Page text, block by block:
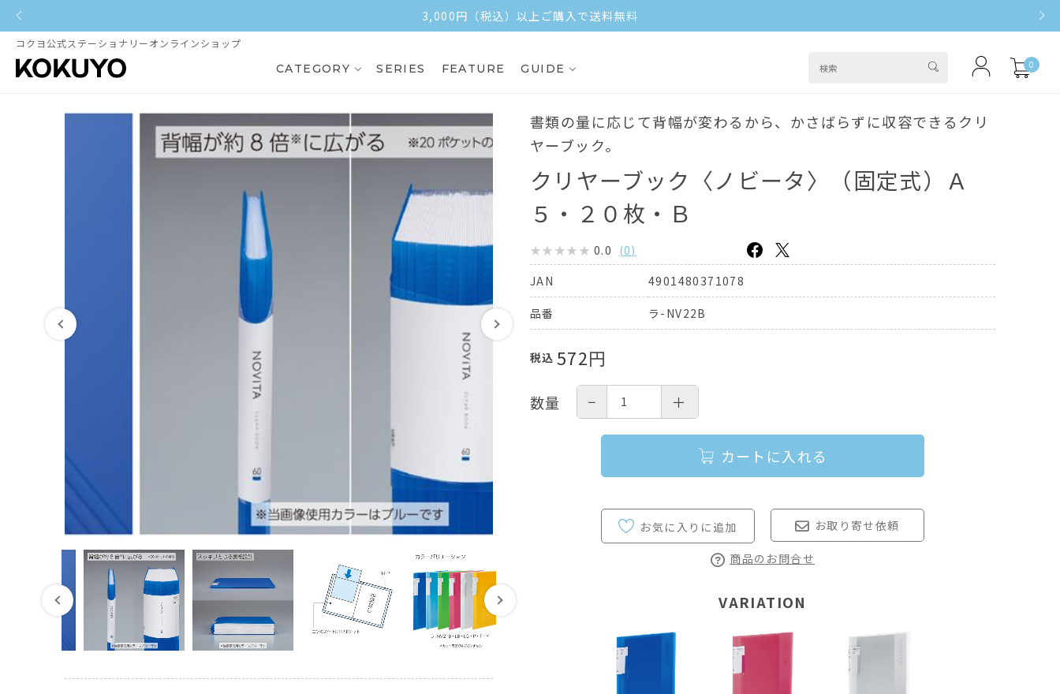
3,000円（税込）以上ご購入で送料無料
コクヨ公式ステーショナリーオンラインショップ
CATEGORY SERIES FEATURE GUIDE 0
書類の量に応じて背幅が変わるから、かさばらずに収容できるクリ
ヤーブック。
クリヤーブック〈ノビータ〉（固定式）Ａ
５・２０枚・Ｂ
0.0 (0)
JAN
4901480371078
品番 ラ-NV22B
税込 572円
数量 − ＋
カートに入れる
お取り寄せ依頼
商品のお問合せ
VARIATION